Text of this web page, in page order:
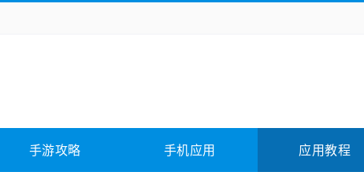
安全相关 应用软件 影音软件 插件下载
综合其它
手游攻略 手机应用 应用教程